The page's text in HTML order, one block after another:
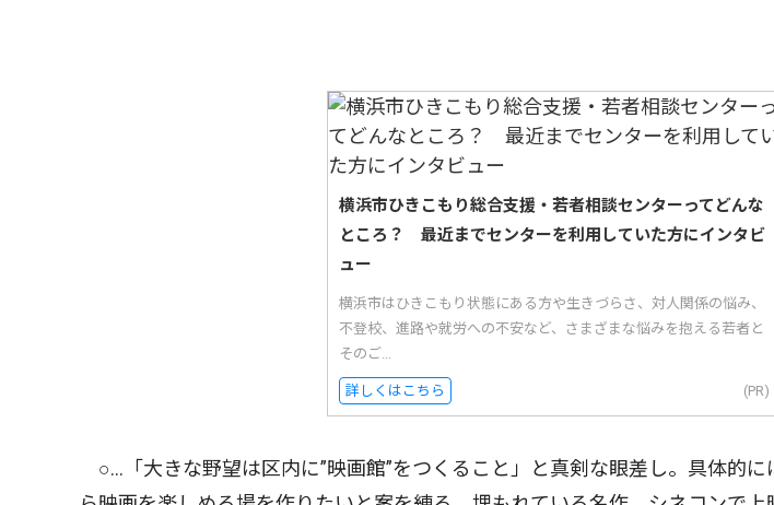
横浜市ひきこもり総合支援・若者相談センターってどんな
ところ？ 最近までセンターを利用していた方にインタビ
ュー
横浜市はひきこもり状態にある方や生きづらさ、対人関係の悩み、
不登校、進路や就労への不安など、さまざまな悩みを抱える若者と
そのご...
詳しくはこちら (PR)
○…「大きな野望は区内に”映画館”をつくること」と真剣な眼差し。具体的